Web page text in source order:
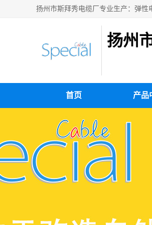
扬州
首页 产品